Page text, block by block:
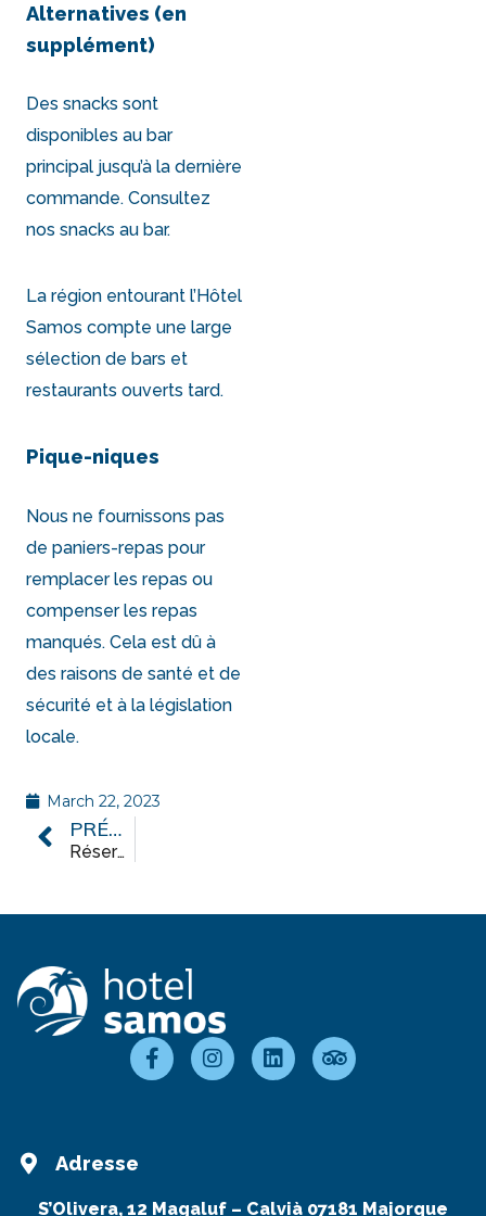
Alternatives (en
supplément)
Des snacks sont
disponibles au bar
principal jusqu’à la dernière
commande. Consultez
nos snacks au bar.
La région entourant l’Hôtel
Samos compte une large
sélection de bars et
restaurants ouverts tard.
Pique-niques
Nous ne fournissons pas
de paniers-repas pour
remplacer les repas ou
compenser les repas
manqués. Cela est dû à
des raisons de santé et de
sécurité et à la législation
locale.
March 22, 2023
PRÉCÉDENT
Réservations et conditions
Adresse
S’Olivera, 12 Magaluf – Calvià 07181 Majorque